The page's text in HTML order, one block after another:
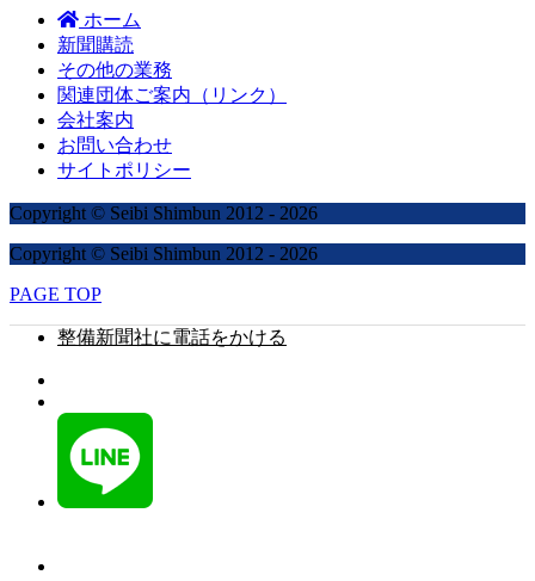
ホーム
新聞購読
その他の業務
関連団体ご案内（リンク）
会社案内
お問い合わせ
サイトポリシー
Copyright © Seibi Shimbun 2012 - 2026
Copyright © Seibi Shimbun 2012 - 2026
PAGE TOP
整備新聞社に電話をかける